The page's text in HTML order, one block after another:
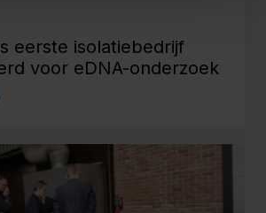
eerste isolatiebedrijf
voor eDNA-onderzoek